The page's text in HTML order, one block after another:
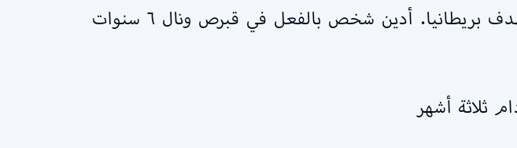
* هدف العمليات ليس واضحًا.. لكنه لم يكن على الأرجح يستهدف بريطانيا. أدين شخص بالفعل في قبرص ونال ٦ سنوات
ثلاثة أشهر